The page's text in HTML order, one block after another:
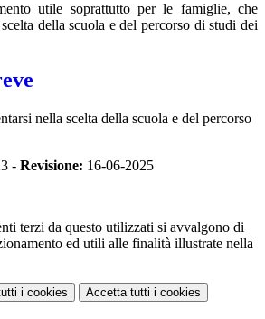
utile soprattutto per le famiglie, che
della scuola e del percorso di studi dei
nella scelta della scuola e del percorso
- Revisione: 16-06-2025
terzi da questo utilizzati si avvalgono di
ed utili alle finalità illustrate nella
i cookies Accetta tutti i cookies